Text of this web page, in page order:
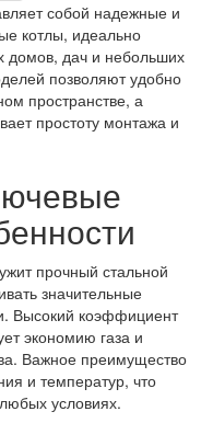
собой надежные и
котлы, идеально
домов, дач и небольших
позволяют удобно
пространстве, а
простоту монтажа и
прочный стальной
значительные
Высокий коэффициент
экономию газа и
Важное преимущество
и температур, что
условиях.